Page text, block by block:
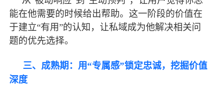
能在他需要的时候给出帮助。这一阶段的价值在
于建立“有用”的认知，让私域成为他解决相关问
题的优先选择。
三、成熟期：用“专属感”锁定忠诚，挖掘价值
深度